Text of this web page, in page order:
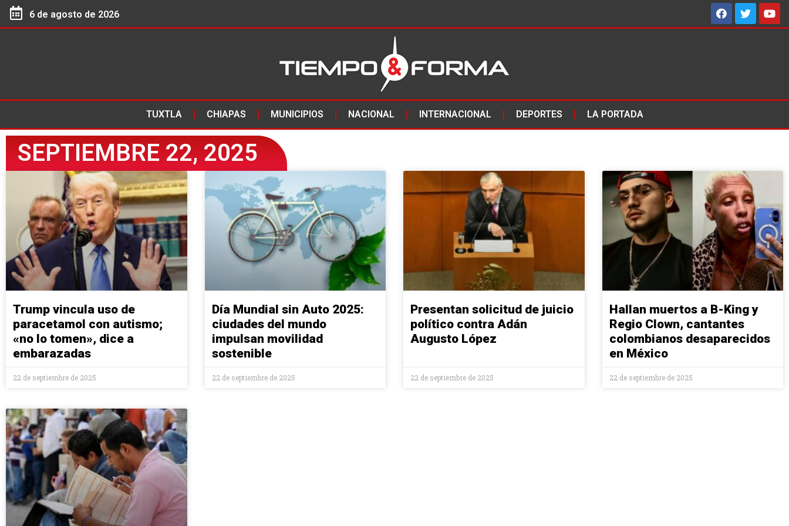
6 de agosto de 2026
TUXTLA CHIAPAS MUNICIPIOS NACIONAL INTERNACIONAL DEPORTES LA PORTADA
SEPTIEMBRE 22, 2025
Trump vincula uso de
paracetamol con autismo;
«no lo tomen», dice a
embarazadas
22 de septiembre de 2025
Día Mundial sin Auto 2025:
ciudades del mundo
impulsan movilidad
sostenible
22 de septiembre de 2025
Presentan solicitud de juicio
político contra Adán
Augusto López
22 de septiembre de 2025
Hallan muertos a B-King y
Regio Clown, cantantes
colombianos desaparecidos
en México
22 de septiembre de 2025